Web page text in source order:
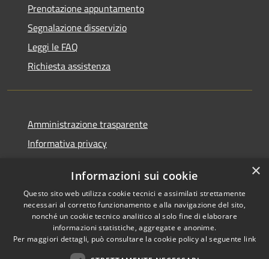
Prenotazione appuntamento
Segnalazione disservizio
Leggi le FAQ
Richiesta assistenza
Amministrazione trasparente
Informativa privacy
Dichiarazione di accessibilità
Piano di miglioramento
×
Informazioni sui cookie
Questo sito web utilizza cookie tecnici e assimilati strettamente
necessari al corretto funzionamento e alla navigazione del sito,
nonché un cookie tecnico analitico al solo fine di elaborare
informazioni statistiche, aggregate e anonime.
Per maggiori dettagli, può consultare la cookie policy al seguente link